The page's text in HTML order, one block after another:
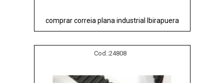
comprar correia plana industrial Ibirapuera
Cod.:24808